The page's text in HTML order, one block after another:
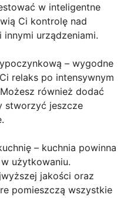
w inteligentne
Ci kontrolę nad
urządzeniami.
– wygodne
relaks po intensywnym
również dodać
stworzyć jeszcze
– kuchnia powinna
użytkowaniu.
jakości oraz
pomieszczą wszystkie